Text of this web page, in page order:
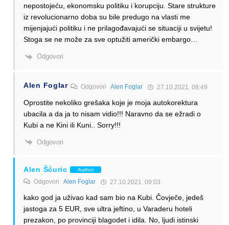
nepostojeću, ekonomsku politiku i korupciju. Stare strukture
iz revolucionarno doba su bile predugo na vlasti me
mijenjajući politiku i ne prilagođavajući se situaciji u svijetu!
Stoga se ne može za sve optužiti američki embargo…
Odgovori
Alen Foglar Odgovori Alen Foglar 27.10.2021. 08:49
Oprostite nekoliko grešaka koje je moja autokorektura
ubacila a da ja to nisam vidio!!! Naravno da se ežradi o
Kubi a ne Kini ili Kuni.. Sorry!!!
Odgovori
Alen Šćuric Author
Odgovori Alen Foglar 27.10.2021. 09:03
kako god ja uživao kad sam bio na Kubi. Čovječe, jedeš
jastoga za 5 EUR, sve ultra jeftino, u Varaderu hoteli
prezakon, po provinciji blagodet i idila. No, ljudi istinski